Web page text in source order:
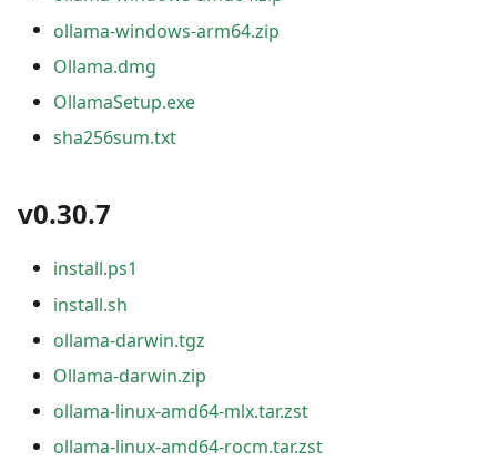
ollama-windows-arm64.zip
Ollama.dmg
OllamaSetup.exe
sha256sum.txt
v0.30.7
install.ps1
install.sh
ollama-darwin.tgz
Ollama-darwin.zip
ollama-linux-amd64-mlx.tar.zst
ollama-linux-amd64-rocm.tar.zst